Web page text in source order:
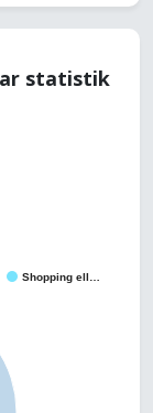
statistik
Shopping ell…